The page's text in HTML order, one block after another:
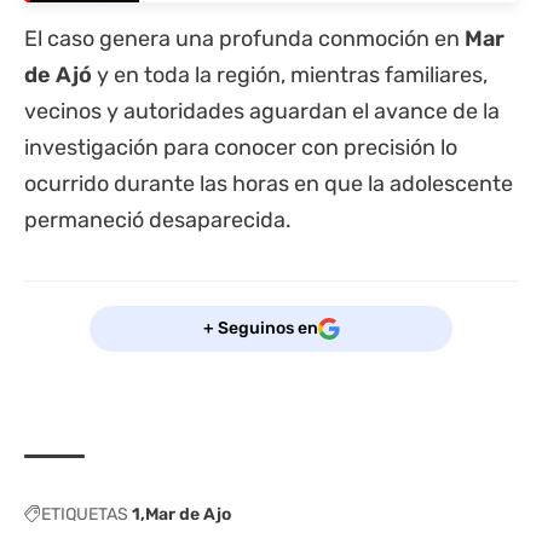
El caso genera una profunda conmoción en Mar
de Ajó y en toda la región, mientras familiares,
vecinos y autoridades aguardan el avance de la
investigación para conocer con precisión lo
ocurrido durante las horas en que la adolescente
permaneció desaparecida.
+ Seguinos en
ETIQUETAS 1 Mar de Ajo